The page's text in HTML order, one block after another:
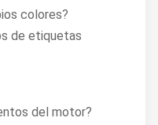
colores?
de etiquetas
del motor?